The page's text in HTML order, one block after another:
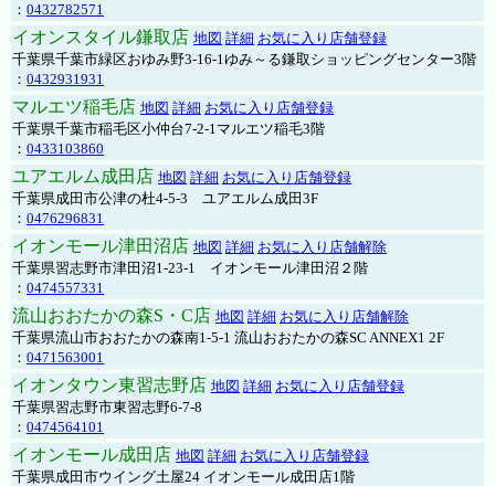
： 0432782571
イオンスタイル鎌取店 地図 詳細 お気に入り店舗登録
千葉県千葉市緑区おゆみ野3-16-1ゆみ～る鎌取ショッピングセンター3階
： 0432931931
マルエツ稲毛店 地図 詳細 お気に入り店舗登録
千葉県千葉市稲毛区小仲台7-2-1マルエツ稲毛3階
： 0433103860
ユアエルム成田店 地図 詳細 お気に入り店舗登録
千葉県成田市公津の杜4-5-3 ユアエルム成田3F
： 0476296831
イオンモール津田沼店 地図 詳細 お気に入り店舗解除
千葉県習志野市津田沼1-23-1 イオンモール津田沼２階
： 0474557331
流山おおたかの森S・C店 地図 詳細 お気に入り店舗解除
千葉県流山市おおたかの森南1-5-1 流山おおたかの森SC ANNEX1 2F
： 0471563001
イオンタウン東習志野店 地図 詳細 お気に入り店舗登録
千葉県習志野市東習志野6-7-8
： 0474564101
イオンモール成田店 地図 詳細 お気に入り店舗登録
千葉県成田市ウイング土屋24 イオンモール成田店1階